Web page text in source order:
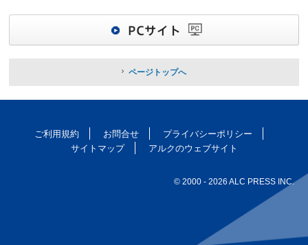
ページトップへ
ご利用規約 お問合せ
プライバシーポリシー
サイトマップ
アルクのウェブサイト
© 2000 - 2026 ALC PRESS INC.